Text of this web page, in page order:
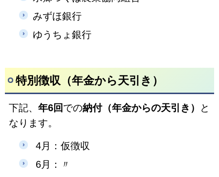
みずほ銀行
ゆうちょ銀行
特別徴収（年金から天引き）
下記、 年6回での納付（年金からの天引き）
と
なります。
4月：仮徴収
6月：〃